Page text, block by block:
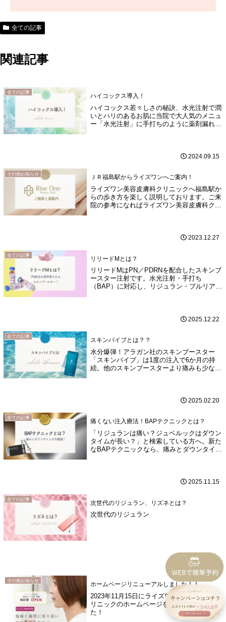
全ての記事
関連記事
全ての記事 ハイコックス導入！
ハイコックス若々しさの秘訣、水光注射で潤
いとハリのあるお肌に当院で大人気のメニュ
ー「水光注射」に手打ちのように薬剤漏れの
2024.09.15
その他お知らせ ＪＲ福島駅からライズワンへご案内！
ライズワン美容皮膚科クリニックへ福島駅か
らの歩き方を楽しく説明しております。ご来
院の参考になればライズワン美容皮膚科クリ
徒歩12分。アクセス動画付きで初めての方も
2023.12.27
全ての記事 リリードMとは？
リリードMはPN／PDRNを配合したスキンブ
ースター注射です。水光注射・手打ち
（BAP）に対応し、リジュラン・プルリア
2025.12.22
全ての記事 スキンバイブとは？？
水分爆弾！アラガン社のスキンブースター
「スキンバイブ」は1度の注入で6か月の持
続。他のスキンブースターより痛みも少な
2025.02.20
全ての記事 痛くない注入療法！BAPテクニックとは？
「リジュランは痛い？ジュベルックはダウン
タイムが長い？」と検索している方へ。新た
なBAPテクニックなら、痛みとダウンタイム
2025.11.15
全ての記事 次世代のリジュラン、リズネとは？
次世代のリジュラン
2024.08.22
その他お知らせ ホームページリニューアルしました！！
2023年11月15日にライズワン美容皮膚科ク
リニックのホームページをリニュアルしまし
た！